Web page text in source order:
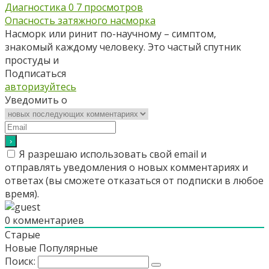
Диагностика 0 7 просмотров
Опасность затяжного насморка
Насморк или ринит по-научному – симптом,
знакомый каждому человеку. Это частый спутник
простуды и
Подписаться
авторизуйтесь
Уведомить о
Я разрешаю использовать свой email и
отправлять уведомления о новых комментариях и
ответах (вы cможете отказаться от подписки в любое
время).
0 комментариев
Старые
Новые Популярные
Поиск: